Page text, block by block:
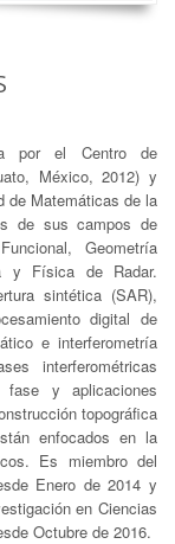
por el Centro de
México, 2012) y
de Matemáticas de la
de sus campos de
Geometría
y Física de Radar.
sintética (SAR),
digital de
e interferometría
interferométricas
fase y aplicaciones
topográfica
enfocados en la
Es miembro del
Enero de 2014 y
en Ciencias
Octubre de 2016.